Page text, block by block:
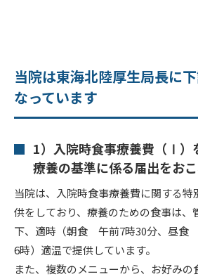
当院は東海北陸厚生局長に
なっています
1）入院時食事療養費（Ⅰ）
療養の基準に係る届出をおこ
当院は、入院時食事療養費に関する
供をしており、療養のための食事は、
下、適時（朝食 午前7時30分、昼
6時）適温で提供しています。
また、複数のメニューから、お好み